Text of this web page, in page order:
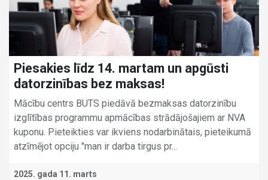
Piesakies līdz 14. martam un apgūsti
datorzinības bez maksas!
Mācību centrs BUTS piedāvā bezmaksas datorzinību
izglītības programmu apmācības strādājošajiem ar NVA
kuponu. Pieteikties var ikviens nodarbinātais, pieteikumā
atzīmējot opciju "man ir darba tirgus pr...
2025. gada 11. marts